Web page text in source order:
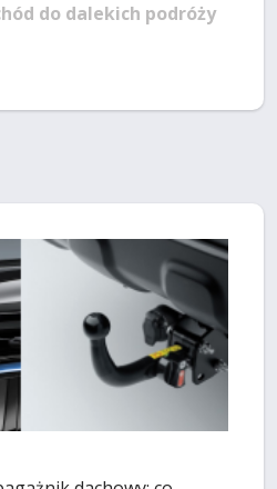
do dalekich podróży